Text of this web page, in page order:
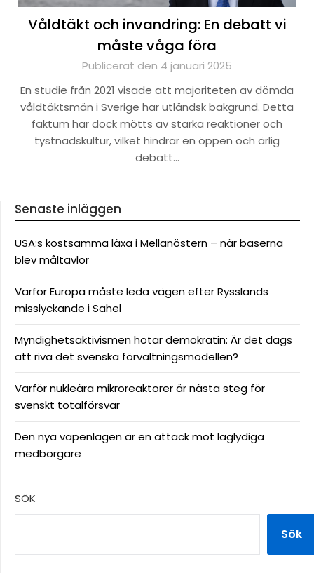
Våldtäkt och invandring: En debatt vi
måste våga föra
Publicerat den 4 januari 2025
En studie från 2021 visade att majoriteten av dömda
våldtäktsmän i Sverige har utländsk bakgrund. Detta
faktum har dock mötts av starka reaktioner och
tystnadskultur, vilket hindrar en öppen och ärlig
debatt…
Senaste inläggen
USA:s kostsamma läxa i Mellanöstern – när baserna
blev måltavlor
Varför Europa måste leda vägen efter Rysslands
misslyckande i Sahel
Myndighetsaktivismen hotar demokratin: Är det dags
att riva det svenska förvaltningsmodellen?
Varför nukleära mikroreaktorer är nästa steg för
svenskt totalförsvar
Den nya vapenlagen är en attack mot laglydiga
medborgare
SÖK
Sök